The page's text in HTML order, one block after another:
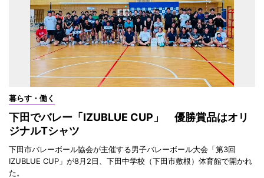
暮らす・働く
下田でバレー「IZUBLUE CUP」 優勝賞品はオリ
ジナルTシャツ
下田市バレーボール協会が主催する男子バレーボール大会「第3回
IZUBLUE CUP」が8月2日、下田中学校（下田市敷根）体育館で開かれ
た。